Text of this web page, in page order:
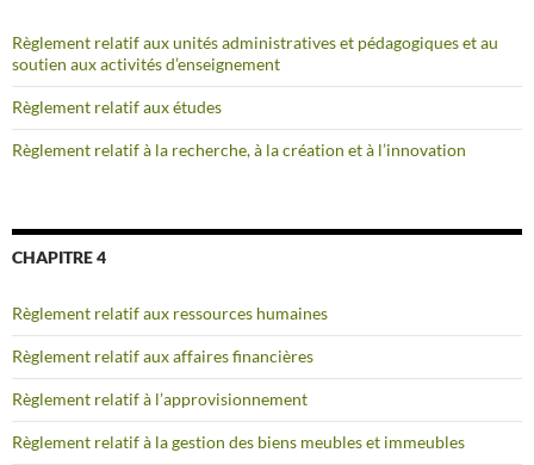
Règlement relatif aux unités administratives et pédagogiques et au
soutien aux activités d’enseignement
Règlement relatif aux études
Règlement relatif à la recherche, à la création et à l’innovation
CHAPITRE 4
Règlement relatif aux ressources humaines
Règlement relatif aux affaires financières
Règlement relatif à l’approvisionnement
Règlement relatif à la gestion des biens meubles et immeubles